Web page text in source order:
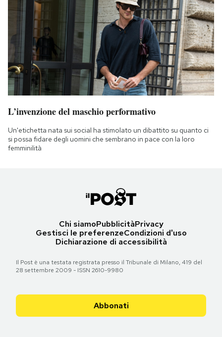
L’invenzione del maschio performativo
Un'etichetta nata sui social ha stimolato un dibattito su quanto ci
si possa fidare degli uomini che sembrano in pace con la loro
femminilità
Chi siamoPubblicitàPrivacy
Gestisci le preferenzeCondizioni d'uso
Dichiarazione di accessibilità
Il Post è una testata registrata presso il Tribunale di Milano, 419 del
28 settembre 2009 - ISSN 2610-9980
Abbonati